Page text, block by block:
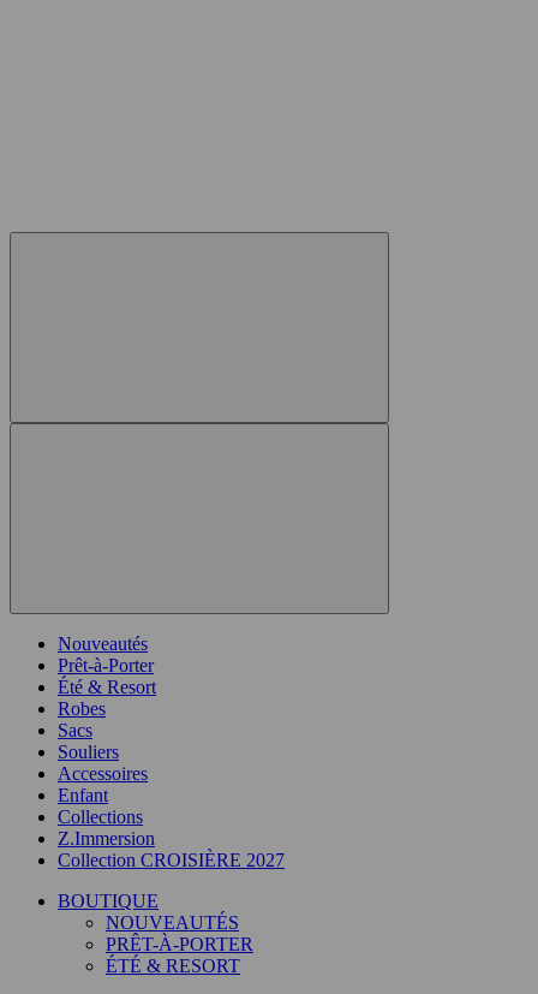
Nouveautés
Prêt-à-Porter
Été & Resort
Robes
Sacs
Souliers
Accessoires
Enfant
Collections
Z.Immersion
Collection CROISIÈRE 2027
BOUTIQUE
NOUVEAUTÉS
PRÊT-À-PORTER
ÉTÉ & RESORT